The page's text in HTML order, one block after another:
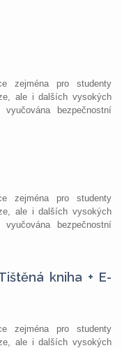
zejména pro studenty
ale i dalších vysokých
bezpečnostní
zejména pro studenty
ale i dalších vysokých
bezpečnostní
kniha + E-
zejména pro studenty
ale i dalších vysokých